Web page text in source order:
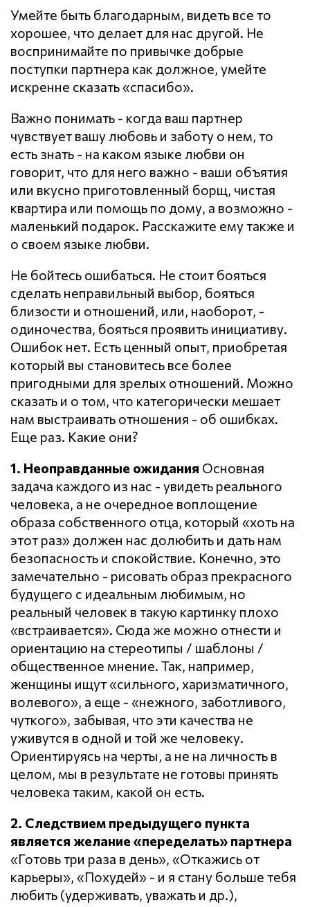
Умейте быть благодарным, видеть все то
хорошее, что делает для нас другой. Не
воспринимайте по привычке добрые
поступки партнера как должное, умейте
искренне сказать «спасибо».
Важно понимать - когда ваш партнер
чувствует вашу любовь и заботу о нем, то
есть знать - на каком языке любви он
говорит, что для него важно - ваши объятия
или вкусно приготовленный борщ, чистая
квартира или помощь по дому, а возможно -
маленький подарок. Расскажите ему также и
о своем языке любви.
Не бойтесь ошибаться. Не стоит бояться
сделать неправильный выбор, бояться
близости и отношений, или, наоборот, -
одиночества, бояться проявить инициативу.
Ошибок нет. Есть ценный опыт, приобретая
который вы становитесь все более
пригодными для зрелых отношений. Можно
сказать и о том, что категорически мешает
нам выстраивать отношения - об ошибках.
Еще раз. Какие они?
1. Неоправданные ожидания Основная
задача каждого из нас - увидеть реального
человека, а не очередное воплощение
образа собственного отца, который «хоть на
этот раз» должен нас долюбить и дать нам
безопасность и спокойствие. Конечно, это
замечательно - рисовать образ прекрасного
будущего с идеальным любимым, но
реальный человек в такую картинку плохо
«встраивается». Сюда же можно отнести и
ориентацию на стереотипы / шаблоны /
общественное мнение. Так, например,
женщины ищут «сильного, харизматичного,
волевого», а еще - «нежного, заботливого,
чуткого», забывая, что эти качества не
уживутся в одной и той же человеку.
Ориентируясь на черты, а не на личность в
целом, мы в результате не готовы принять
человека таким, какой он есть.
2. Следствием предыдущего пункта
является желание «переделать» партнера
«Готовь три раза в день», «Откажись от
карьеры», «Похудей» - и я стану больше тебя
любить (удерживать, уважать и др.),